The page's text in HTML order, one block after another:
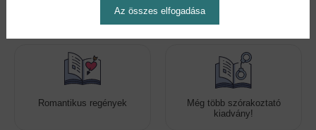
Romantikus regények
Még több szórakoztató
kiadvány!
Az összes elfogadása